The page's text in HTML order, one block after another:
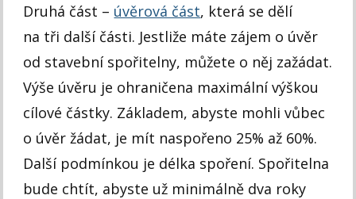
Druhá část – úvěrová část, která se dělí
na tři další části. Jestliže máte zájem o úvěr
od stavební spořitelny, můžete o něj zažádat.
Výše úvěru je ohraničena maximální výškou
cílové částky. Základem, abyste mohli vůbec
o úvěr žádat, je mít naspořeno 25% až 60%.
Další podmínkou je délka spoření. Spořitelna
bude chtít, abyste už minimálně dva roky